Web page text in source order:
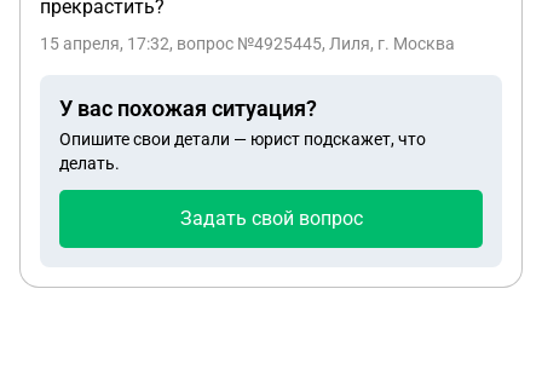
прекрастить?
15 апреля, 17:32, вопрос №4925445, Лиля, г. Москва
У вас похожая ситуация?
Опишите свои детали — юрист подскажет, что
делать.
Задать свой вопрос